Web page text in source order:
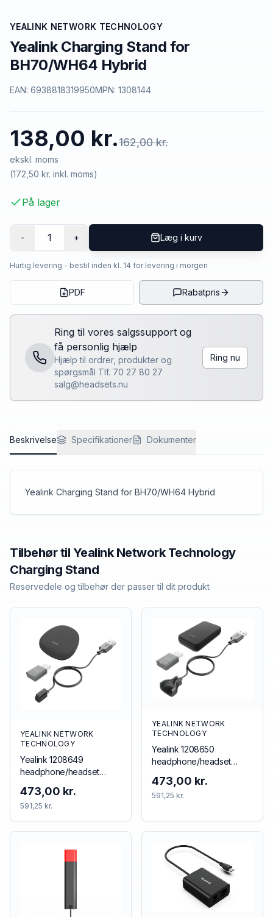
YEALINK NETWORK TECHNOLOGY
Yealink Charging Stand for
BH70/WH64 Hybrid
EAN: 6938818319950MPN: 1308144
138,00 kr.162,00 kr.
ekskl. moms
(172,50 kr. inkl. moms)
På lager
- 1 + Læg i kurv
Hurtig levering - bestil inden kl. 14 for levering i morgen
PDF Rabatpris
Ring til vores salgssupport og
få personlig hjælp
Hjælp til ordrer, produkter og
spørgsmål Tlf. 70 27 80 27
salg@headsets.nu
Ring nu
Beskrivelse Specifikationer Dokumenter
Yealink Charging Stand for BH70/WH64 Hybrid
Tilbehør til Yealink Network Technology
Charging Stand
Reservedele og tilbehør der passer til dit produkt
YEALINK NETWORK
TECHNOLOGY
Yealink 1208649
headphone/headset
473,00 kr.
591,25 kr.
YEALINK NETWORK
TECHNOLOGY
Yealink 1208650
headphone/headset
473,00 kr.
591,25 kr.